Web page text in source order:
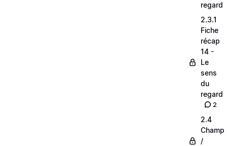
regard
2.3.1
Fiche
récap
14 -
Le
sens
du
regard
2
2.4
Champ
/